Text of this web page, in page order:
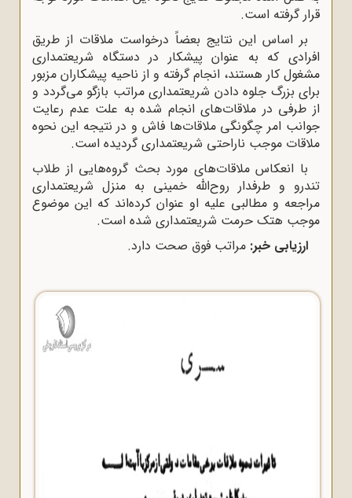
قرار گرفته است.
بر اساس این نتایج بعضاً درخواست ملاقات از طریق
افرادى که به عنوان پیشکار در دستگاه شریعتمدارى
مشغول کار هستند، انجام گرفته و از ناحیه پیشکاران مزبور
براى بزرگ جلوه دادن شریعتمدارى مراتب بازگو می‌گردد و
از طرفى در ملاقات‌هاى انجام شده به علت عدم رعایت
جوانب امر چگونگى ملاقات‌ها فاش و در نتیجه این نحوه
ملاقات موجب ناراحتى شریعتمدارى گردیده است.
با انعکاس ملاقات‌هاى مورد بحث گروه‌هایى از طلاب
تندرو و طرفدار روح‌الله خمینى به منزل شریعتمدارى
مراجعه و مطالبى علیه او عنوان کرده‌اند که این موضوع
موجب هتک حرمت شریعتمدارى شده است.
ارزیابى خبر: مراتب فوق صحت دارد.